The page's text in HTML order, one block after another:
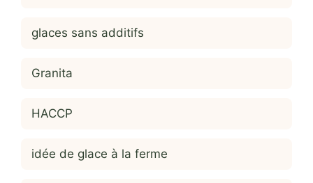
glaces sans additifs
Granita
HACCP
idée de glace à la ferme